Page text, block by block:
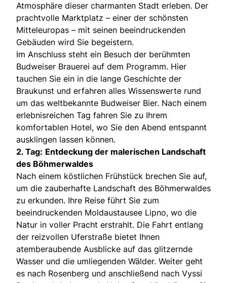
Atmosphäre dieser charmanten Stadt erleben. Der
prachtvolle Marktplatz – einer der schönsten
Mitteleuropas – mit seinen beeindruckenden
Gebäuden wird Sie begeistern.
Im Anschluss steht ein Besuch der berühmten
Budweiser Brauerei auf dem Programm. Hier
tauchen Sie ein in die lange Geschichte der
Braukunst und erfahren alles Wissenswerte rund
um das weltbekannte Budweiser Bier. Nach einem
erlebnisreichen Tag fahren Sie zu Ihrem
komfortablen Hotel, wo Sie den Abend entspannt
ausklingen lassen können.
2. Tag: Entdeckung der malerischen Landschaft
des Böhmerwaldes
Nach einem köstlichen Frühstück brechen Sie auf,
um die zauberhafte Landschaft des Böhmerwaldes
zu erkunden. Ihre Reise führt Sie zum
beeindruckenden Moldaustausee Lipno, wo die
Natur in voller Pracht erstrahlt. Die Fahrt entlang
der reizvollen Uferstraße bietet Ihnen
atemberaubende Ausblicke auf das glitzernde
Wasser und die umliegenden Wälder. Weiter geht
es nach Rosenberg und anschließend nach Vyssi